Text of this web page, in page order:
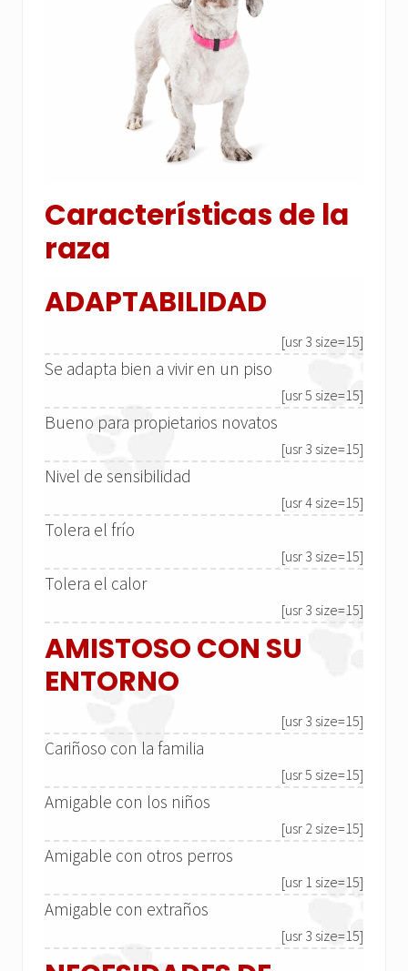
Características de la
raza
ADAPTABILIDAD
[usr 3 size=15]
Se adapta bien a vivir en un piso
[usr 5 size=15]
Bueno para propietarios novatos
[usr 3 size=15]
Nivel de sensibilidad
[usr 4 size=15]
Tolera el frío
[usr 3 size=15]
Tolera el calor
[usr 3 size=15]
AMISTOSO CON SU
ENTORNO
[usr 3 size=15]
Cariñoso con la familia
[usr 5 size=15]
Amigable con los niños
[usr 2 size=15]
Amigable con otros perros
[usr 1 size=15]
Amigable con extraños
[usr 3 size=15]